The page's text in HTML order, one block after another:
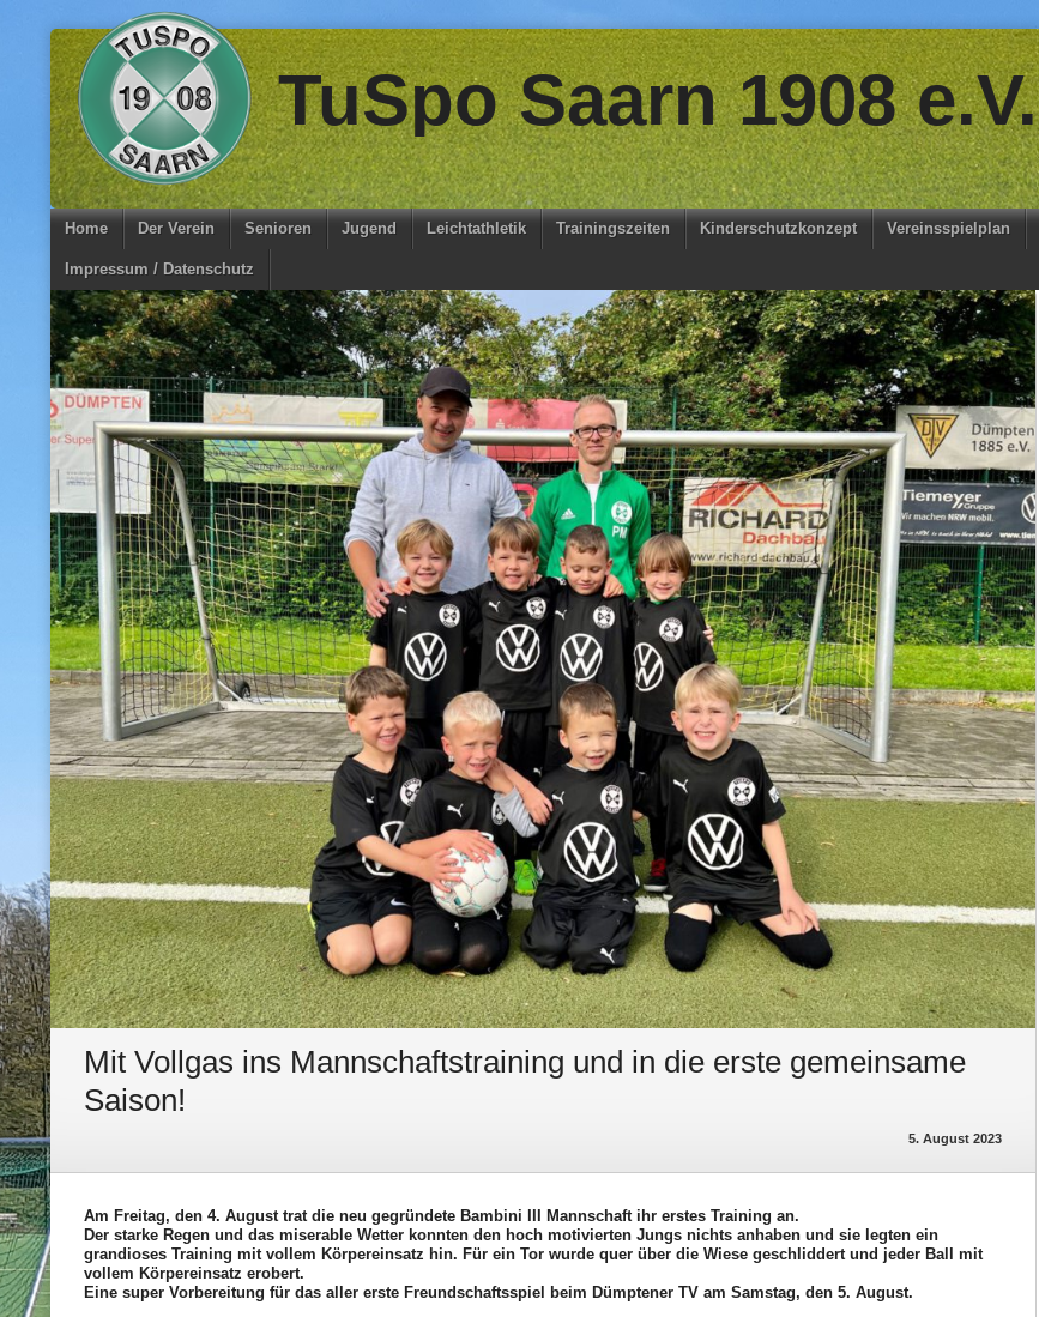
Skip
to
content
TuSpo Saarn 1908 e.V.
Home Der Verein Senioren Jugend Leichtathletik Trainingszeiten Kinderschutzkonzept Vereinsspielplan
Impressum / Datenschutz
Mit Vollgas ins Mannschaftstraining und in die erste gemeinsame
Saison!
5. August 2023
Am Freitag, den 4. August trat die neu gegründete Bambini III Mannschaft ihr erstes Training an.
Der starke Regen und das miserable Wetter konnten den hoch motivierten Jungs nichts anhaben und sie legten ein
grandioses Training mit vollem Körpereinsatz hin. Für ein Tor wurde quer über die Wiese geschliddert und jeder Ball mit
vollem Körpereinsatz erobert.
Eine super Vorbereitung für das aller erste Freundschaftsspiel beim Dümptener TV am Samstag, den 5. August.